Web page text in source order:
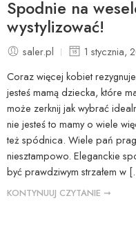
Spodnie na
wystylizować!
saler.pl
1 stycznia,
Coraz więcej kobiet
jesteś mamą dziecka, które
może zerknij jak wybrać
nie jesteś to mamy o wiele
też spódnica. Wiele pań
niesztampowo. Eleganckie
być prawdziwym strzałem w
KONTYNUUJ CZYTANIE ➞